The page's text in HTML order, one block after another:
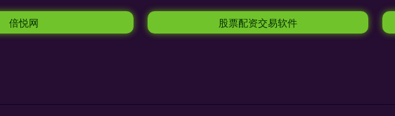
倍悦网 股票配资交易软件